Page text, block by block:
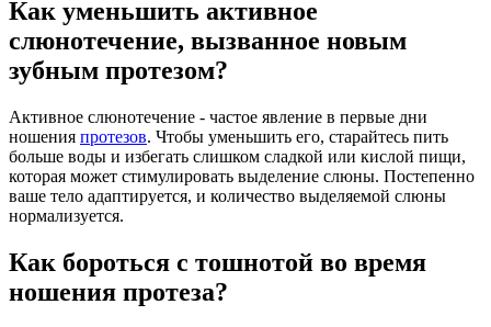
Как уменьшить активное
слюнотечение, вызванное новым
зубным протезом?
Активное слюнотечение - частое явление в первые дни
ношения протезов. Чтобы уменьшить его, старайтесь пить
больше воды и избегать слишком сладкой или кислой пищи,
которая может стимулировать выделение слюны. Постепенно
ваше тело адаптируется, и количество выделяемой слюны
нормализуется.
Как бороться с тошнотой во время
ношения протеза?